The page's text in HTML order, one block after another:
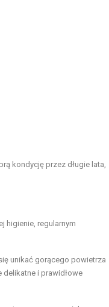
kondycję przez długie lata,
higienie, regularnym
unikać gorącego powietrza
delikatne i prawidłowe